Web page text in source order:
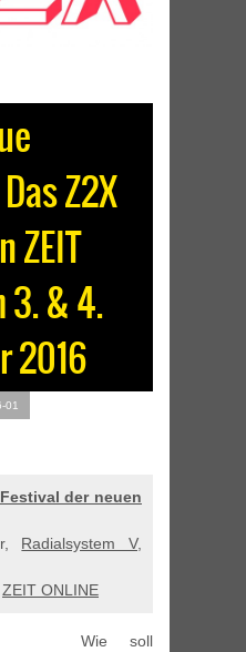
Z2X
ZEIT
3. & 4.
2016
01
der neuen
Radialsystem V,
ZEIT ONLINE
Wie soll